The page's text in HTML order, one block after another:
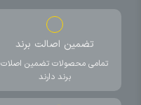
تضمین اصالت برند
تمامی محصولات تضمین اصلات
برند دارند